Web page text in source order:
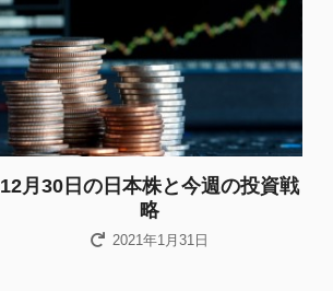
12月30日の日本株と今週の投資戦
略
2021年1月31日